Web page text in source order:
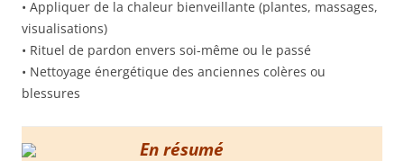
• Appliquer de la chaleur bienveillante (plantes, massages,
visualisations)
• Rituel de pardon envers soi-même ou le passé
• Nettoyage énergétique des anciennes colères ou
blessures
En résumé